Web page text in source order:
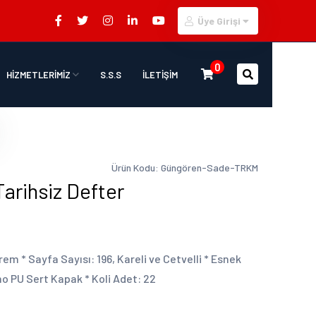
Üye Girişi
HİZMETLERİMİZ S.S.S İLETİŞİM
0
Ürün Kodu: Güngören-Sade-TRKM
Defter
* Sayfa Sayısı: 196, Kareli ve Cetvelli * Esnek
PU Sert Kapak * Koli Adet: 22